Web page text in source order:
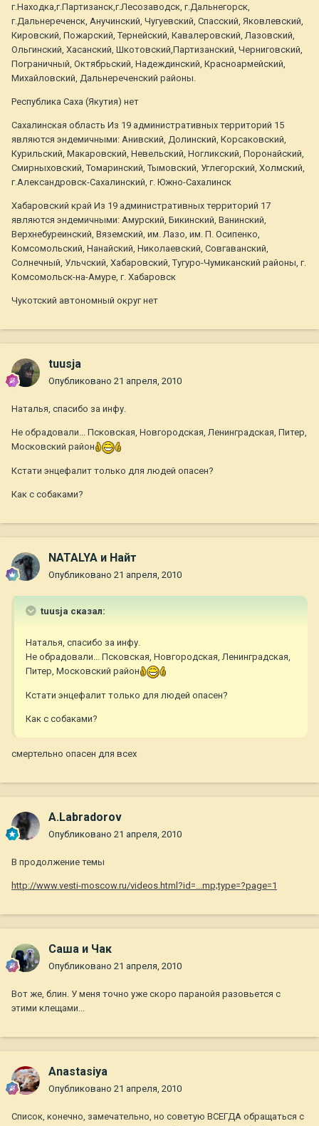
г.Находка,г.Партизанск,г.Лесозаводск, г.Дальнегорск,
г.Дальнереченск, Анучинский, Чугуевский, Спасский, Яковлевский,
Кировский, Пожарский, Тернейский, Кавалеровский, Лазовский,
Ольгинский, Хасанский, Шкотовский,Партизанский, Черниговский,
Пограничный, Октябрьский, Надеждинский, Красноармейский,
Михайловский, Дальнереченский районы.
Республика Саха (Якутия) нет
Сахалинская область Из 19 административных территорий 15
являются эндемичными: Анивский, Долинский, Корсаковский,
Курильский, Макаровский, Невельский, Ногликский, Поронайский,
Смирныховский, Томаринский, Тымовский, Углегорский, Холмский,
г.Александровск-Сахалинский, г. Южно-Сахалинск
Хабаровский край Из 19 административных территорий 17
являются эндемичными: Амурский, Бикинский, Ванинский,
Верхнебуреинский, Вяземский, им. Лазо, им. П. Осипенко,
Комсомольский, Нанайский, Николаевский, Совгаванский,
Солнечный, Ульчский, Хабаровский, Тугуро-Чумиканский районы, г.
Комсомольск-на-Амуре, г. Хабаровск
Чукотский автономный округ нет
tuusja
Опубликовано 21 апреля, 2010
Наталья, спасибо за инфу.
Не обрадовали... Псковская, Новгородская, Ленинградская, Питер,
Московский район
Кстати энцефалит только для людей опасен?
Как с собаками?
NATALYA и Найт
Опубликовано 21 апреля, 2010
tuusja сказал:
Наталья, спасибо за инфу.
Не обрадовали... Псковская, Новгородская, Ленинградская,
Питер, Московский район
Кстати энцефалит только для людей опасен?
Как с собаками?
смертельно опасен для всех
A.Labradorov
Опубликовано 21 апреля, 2010
В продолжение темы
http://www.vesti-moscow.ru/videos.html?id=...mp;type=?page=1
Саша и Чак
Опубликовано 21 апреля, 2010
Вот же, блин. У меня точно уже скоро паранойя разовьется с
этими клещами...
Anastasiya
Опубликовано 21 апреля, 2010
Список, конечно, замечательно, но советую ВСЕГДА обращаться с